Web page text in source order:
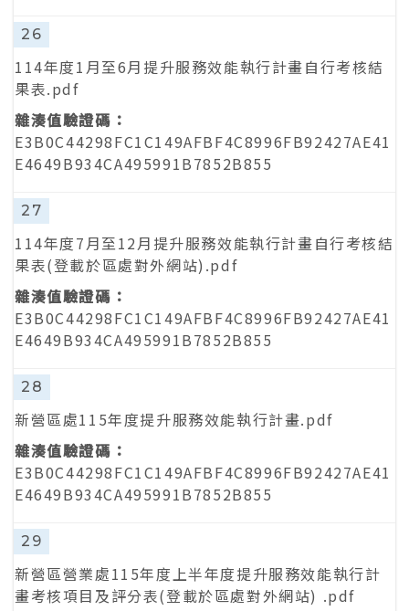
26
114年度1月至6月提升服務效能執行計畫自行考核結
果表.pdf
E3B0C44298FC1C149AFBF4C8996FB92427AE41
E4649B934CA495991B7852B855
27
114年度7月至12月提升服務效能執行計畫自行考核結
果表(登載於區處對外網站).pdf
E3B0C44298FC1C149AFBF4C8996FB92427AE41
E4649B934CA495991B7852B855
28
新營區處115年度提升服務效能執行計畫.pdf
E3B0C44298FC1C149AFBF4C8996FB92427AE41
E4649B934CA495991B7852B855
29
新營區營業處115年度上半年度提升服務效能執行計
畫考核項目及評分表(登載於區處對外網站) .pdf